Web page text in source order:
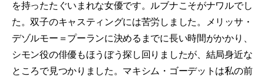
を持ったたぐいまれな女優です。ルブナこそがナワルでし
た。双子のキャスティングには苦労しました。メリッサ・
デゾルモー＝プーランに決めるまでに長い時間がかかり、
シモン役の俳優もほうぼう探し回りましたが、結局身近な
ところで見つかりました。マキシム・ゴーデットは私の前